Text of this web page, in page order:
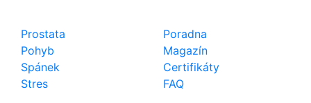
Prostata
Pohyb
Spánek
Stres
Poradna
Magazín
Certifikáty
FAQ